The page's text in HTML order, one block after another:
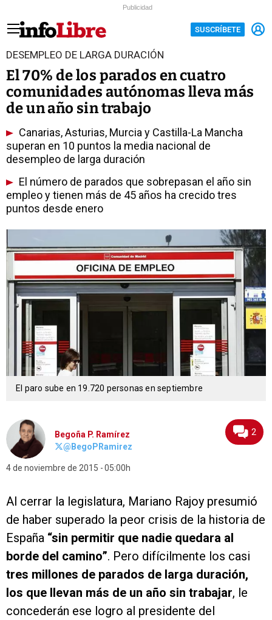
Publicidad
SUSCRÍBETE
DESEMPLEO DE LARGA DURACIÓN
El 70% de los parados en cuatro
comunidades autónomas lleva más
de un año sin trabajo
Canarias, Asturias, Murcia y Castilla-La Mancha
superan en 10 puntos la media nacional de
desempleo de larga duración
El número de parados que sobrepasan el año sin
empleo y tienen más de 45 años ha crecido tres
puntos desde enero
El paro sube en 19.720 personas en septiembre
Begoña P. Ramírez
@BegoPRamirez
4 de noviembre de 2015 05:00h
2
Al cerrar la legislatura, Mariano Rajoy presumió
de haber superado la peor crisis de la historia de
España “sin permitir que nadie quedara al
borde del camino”. Pero difícilmente los casi
tres millones de parados de larga duración,
los que llevan más de un año sin trabajar, le
concederán ese logro al presidente del